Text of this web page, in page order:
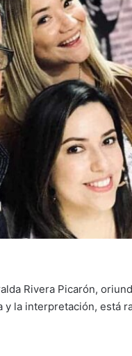
Rivera Picarón,
la interpretación, está